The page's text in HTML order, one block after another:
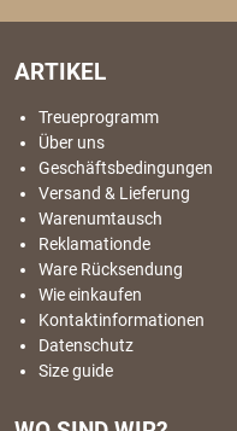
ARTIKEL
Treueprogramm
Über uns
Geschäftsbedingungen
Versand & Lieferung
Warenumtausch
Reklamationde
Ware Rücksendung
Wie einkaufen
Kontaktinformationen
Datenschutz
Size guide